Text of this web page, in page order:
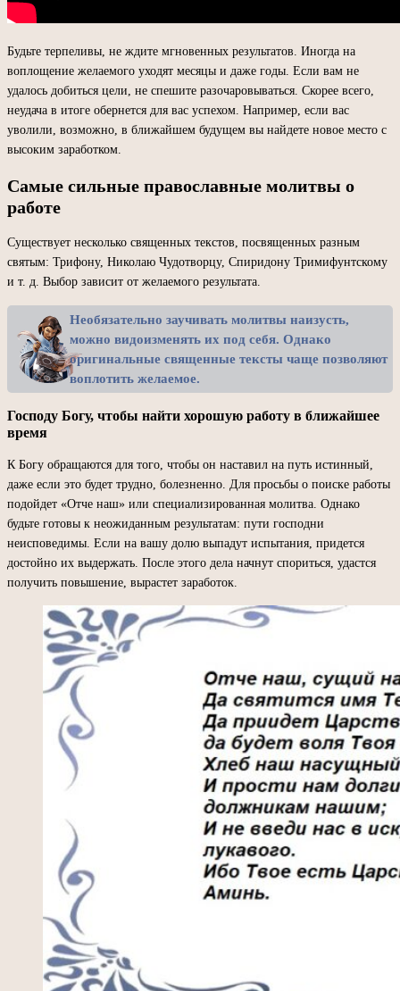
Будьте терпеливы, не ждите мгновенных результатов. Иногда на
воплощение желаемого уходят месяцы и даже годы. Если вам не
удалось добиться цели, не спешите разочаровываться. Скорее всего,
неудача в итоге обернется для вас успехом. Например, если вас
уволили, возможно, в ближайшем будущем вы найдете новое место с
высоким заработком.
Самые сильные православные молитвы о
работе
Существует несколько священных текстов, посвященных разным
святым: Трифону, Николаю Чудотворцу, Спиридону Тримифунтскому
и т. д. Выбор зависит от желаемого результата.
Необязательно заучивать молитвы наизусть,
можно видоизменять их под себя. Однако
оригинальные священные тексты чаще позволяют
воплотить желаемое.
Господу Богу, чтобы найти хорошую работу в ближайшее
время
К Богу обращаются для того, чтобы он наставил на путь истинный,
даже если это будет трудно, болезненно. Для просьбы о поиске работы
подойдет «Отче наш» или специализированная молитва. Однако
будьте готовы к неожиданным результатам: пути господни
неисповедимы. Если на вашу долю выпадут испытания, придется
достойно их выдержать. После этого дела начнут спориться, удастся
получить повышение, вырастет заработок.